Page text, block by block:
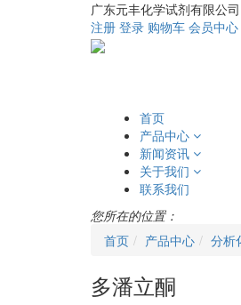
广东元丰化学试剂有限公司
注册 登录 购物车 会员中心
首页
产品中心
新闻资讯
关于我们
联系我们
您所在的位置：
首页
产品中心 分析
多潘立酮